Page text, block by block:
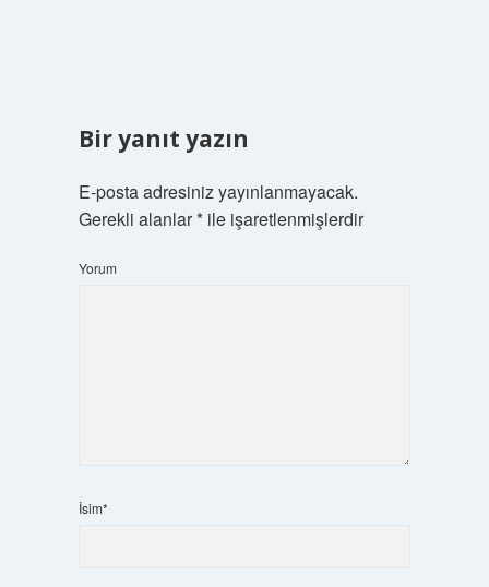
Bir yanıt yazın
E-posta adresiniz yayınlanmayacak.
Gerekli alanlar*ile işaretlenmişlerdir
Yorum
İsim*